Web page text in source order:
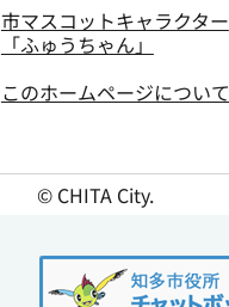
市マスコットキャラクター
「ふゅうちゃん」
このホームページについて
© CHITA City.